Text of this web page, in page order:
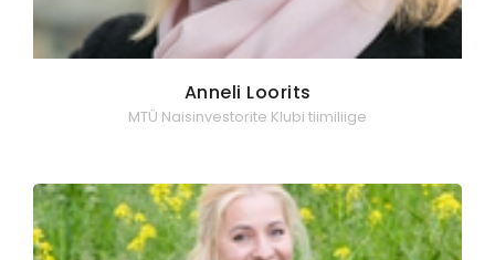
Anneli Loorits
MTÜ Naisinvestorite Klubi tiimiliige